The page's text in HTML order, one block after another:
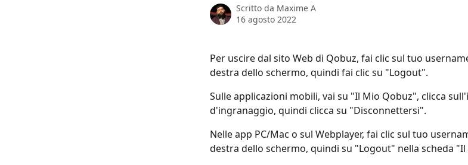
Scritto da Maxime A
16 agosto 2022
Per uscire dal sito Web di Qobuz, fai clic sul tuo
destra dello schermo, quindi fai clic su "Logout".
Sulle applicazioni mobili, vai su "Il Mio Qobuz", clicca
d'ingranaggio, quindi clicca su "Disconnettersi".
Nelle app PC/Mac o sul Webplayer, fai clic sul tuo
destra dello schermo, quindi su "Logout" nella scheda